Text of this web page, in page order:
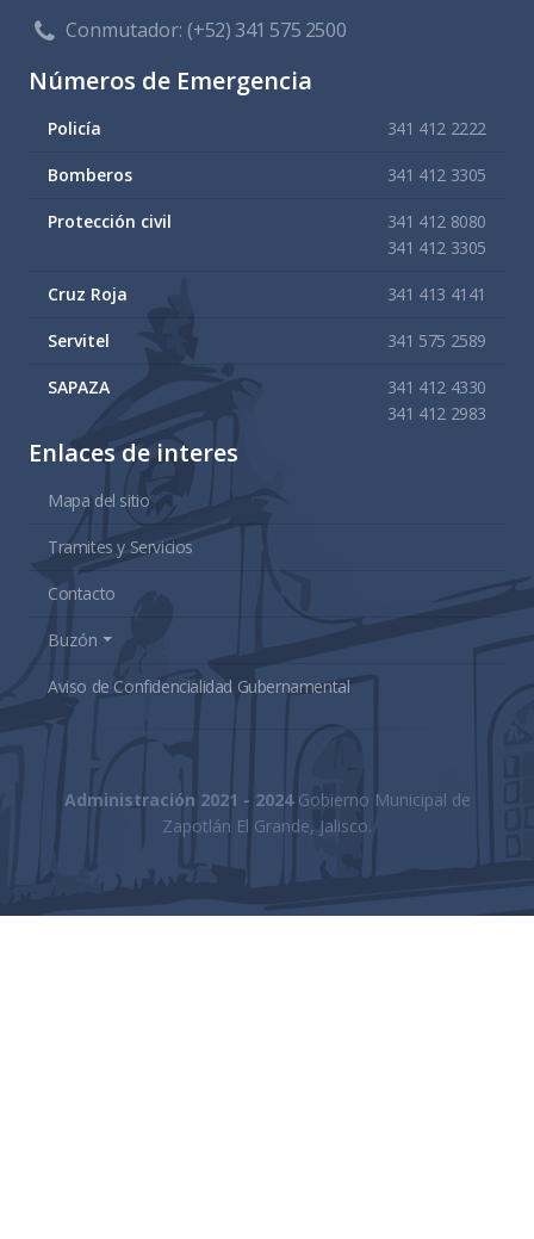
Conmutador:(+52) 341 575 2500
Números de Emergencia
Policía 341 412 2222
Bomberos 341 412 3305
Protección civil
341 412 8080
341 412 3305
Cruz Roja 341 413 4141
Servitel 341 575 2589
SAPAZA
341 412 4330
341 412 2983
Enlaces de interes
Mapa del sitio
Tramites y Servicios
Contacto
Buzón
Aviso de Confidencialidad Gubernamental
Administración 2021 - 2024Gobierno Municipal de
Zapotlán El Grande, Jalisco.